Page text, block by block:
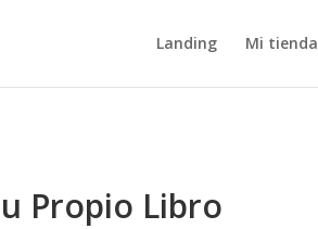
Landing Mi tienda
Propio Libro